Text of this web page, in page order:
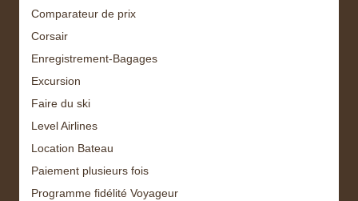
Comparateur de prix
Corsair
Enregistrement-Bagages
Excursion
Faire du ski
Level Airlines
Location Bateau
Paiement plusieurs fois
Programme fidélité Voyageur